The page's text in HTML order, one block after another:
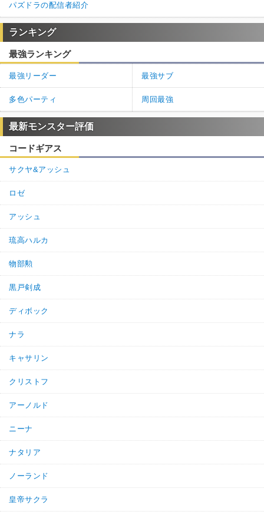
パズドラの配信者紹介
ランキング
最強ランキング
最強リーダー 最強サブ
多色パーティ 周回最強
最新モンスター評価
コードギアス
サクヤ&アッシュ
ロゼ
アッシュ
琉高ハルカ
物部勲
黒戸剣成
ディボック
ナラ
キャサリン
クリストフ
アーノルド
ニーナ
ナタリア
ノーランド
皇帝サクラ